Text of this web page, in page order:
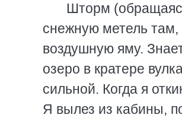
Шторм
снежную метель там,
воздушную яму.
озеро в кратере
сильной. Когда я
Я вылез из кабины,